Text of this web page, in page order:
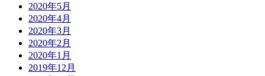
2020年5月
2020年4月
2020年3月
2020年2月
2020年1月
2019年12月